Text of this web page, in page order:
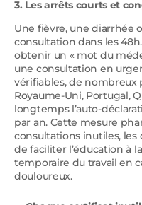
3. Les arrêts courts et
Une fièvre, une diarrhée
consultation dans les
obtenir un « mot du
une consultation en
vérifiables, de nombreux
Royaume-Uni, Portugal,
longtemps l’auto-
par an. Cette mesure
consultations inutiles,
de faciliter l’éducation à
temporaire du travail en
douloureux.